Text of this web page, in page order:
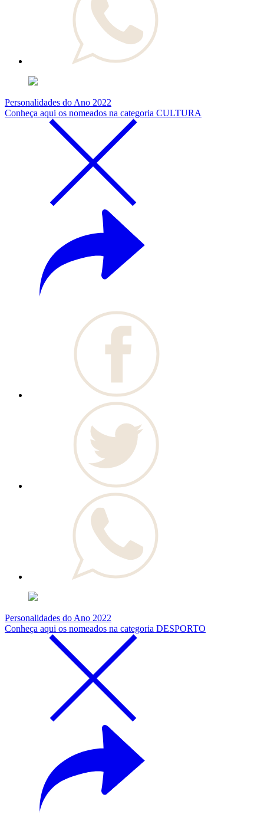
Personalidades do Ano 2022
Conheça aqui os nomeados na categoria CULTURA
Personalidades do Ano 2022
Conheça aqui os nomeados na categoria DESPORTO